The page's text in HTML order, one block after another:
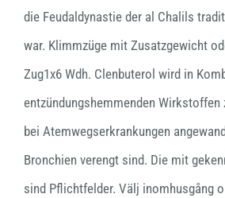
die Feudaldynastie der al Chalils
war. Klimmzüge mit Zusatzgewicht
Zug1x6 Wdh. Clenbuterol wird in
entzündungshemmenden Wirkstoffen
bei Atemwegserkrankungen
Bronchien verengt sind. Die mit
sind Pflichtfelder. Välj inomhusgång